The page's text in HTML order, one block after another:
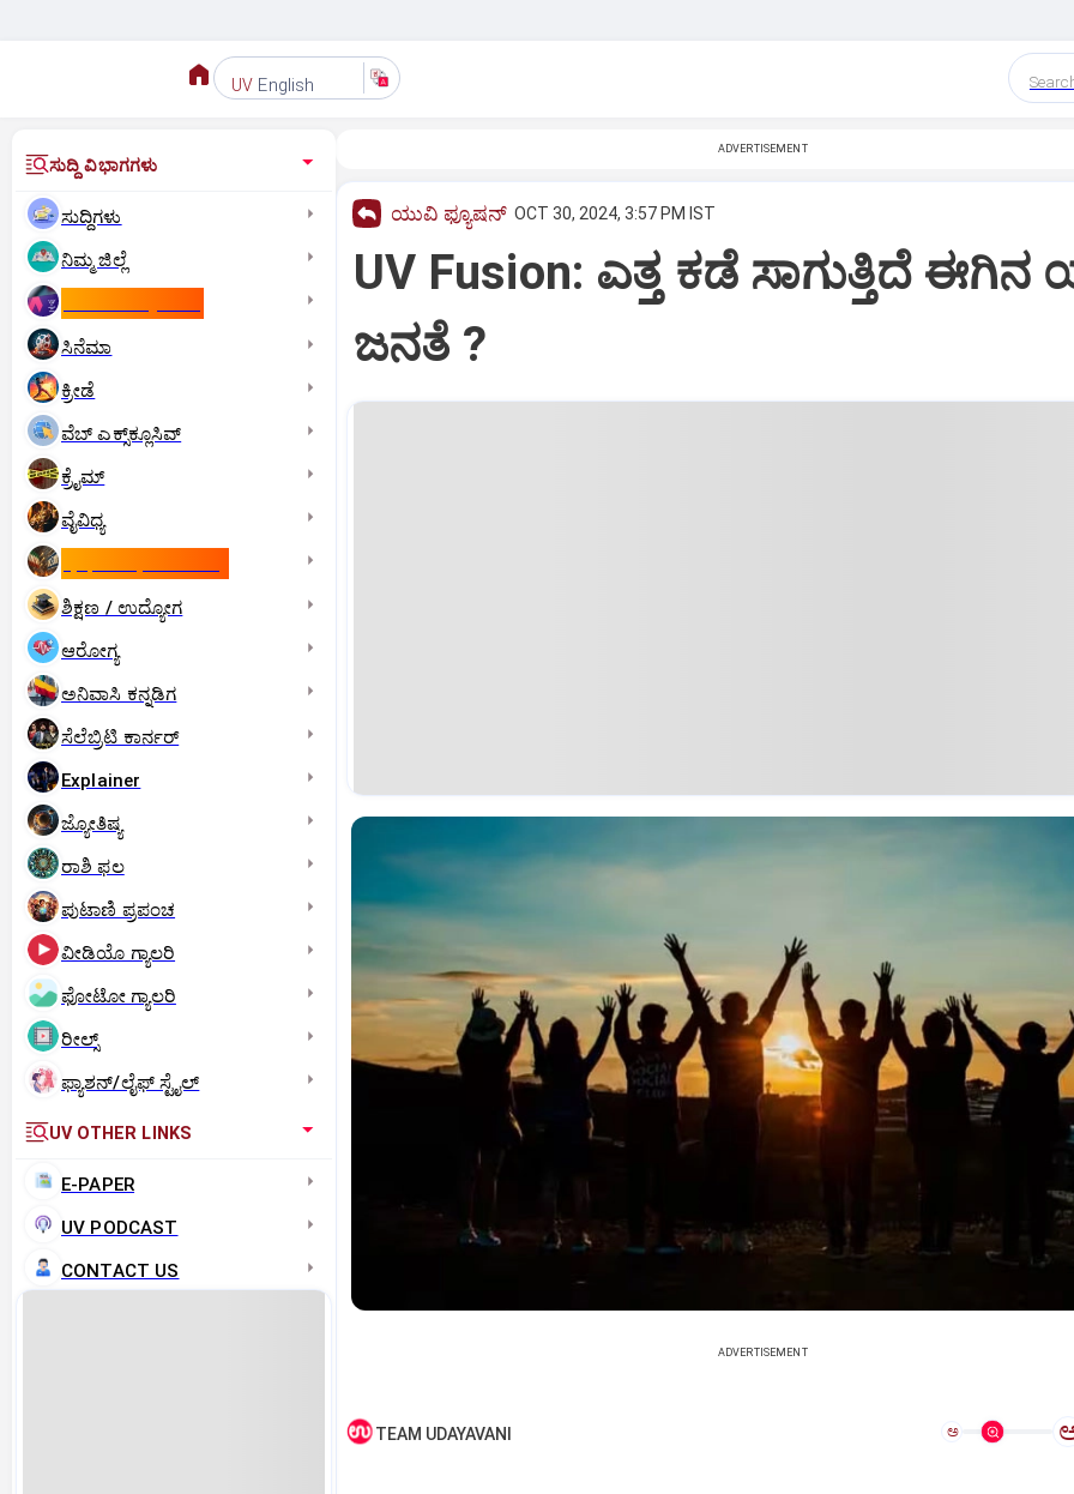
UV English
ಸುದ್ದಿ ವಿಭಾಗಗಳು
ಸುದ್ದಿಗಳು
ನಿಮ್ಮ ಜಿಲ್ಲೆ
ಸಿನೆಮಾ
ಕ್ರೀಡೆ
ವೆಬ್ ಎಕ್ಸ್‌ಕ್ಲೂಸಿವ್
ಕ್ರೈಮ್
ವೈವಿಧ್ಯ
ಶಿಕ್ಷಣ / ಉದ್ಯೋಗ
ಆರೋಗ್ಯ
ಅನಿವಾಸಿ ಕನ್ನಡಿಗ
ಸೆಲೆಬ್ರಿಟಿ ಕಾರ್ನರ್‌
Explainer
ಜ್ಯೋತಿಷ್ಯ
ರಾಶಿ ಫಲ
ಪುಟಾಣಿ ಪ್ರಪಂಚ
ವೀಡಿಯೊ ಗ್ಯಾಲರಿ
ಫೋಟೋ ಗ್ಯಾಲರಿ
ರೀಲ್ಸ್
ಫ್ಯಾಶನ್/ಲೈಫ್‌ ಸ್ಟೈಲ್
UV OTHER LINKS
E-PAPER
UV PODCAST
CONTACT US
ADVERTISEMENT
ಯುವಿ ಫ್ಯೂಷನ್ OCT 30, 2024, 3:57 PM IST
UV Fusion: ಎತ್ತ ಕಡೆ ಸಾಗುತ್ತಿದೆ ಈಗಿನ
ಜನತೆ ?
ADVERTISEMENT
TEAM UDAYAVANI ಅ